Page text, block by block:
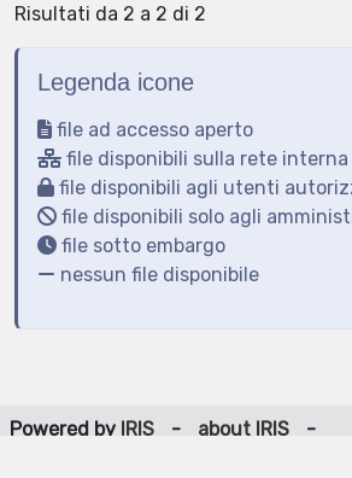
Risultati da 2 a 2 di 2
Legenda icone
file ad accesso aperto
file disponibili sulla rete interna
file disponibili agli utenti
file disponibili solo agli
file sotto embargo
nessun file disponibile
Powered by IRIS - about IRIS
-